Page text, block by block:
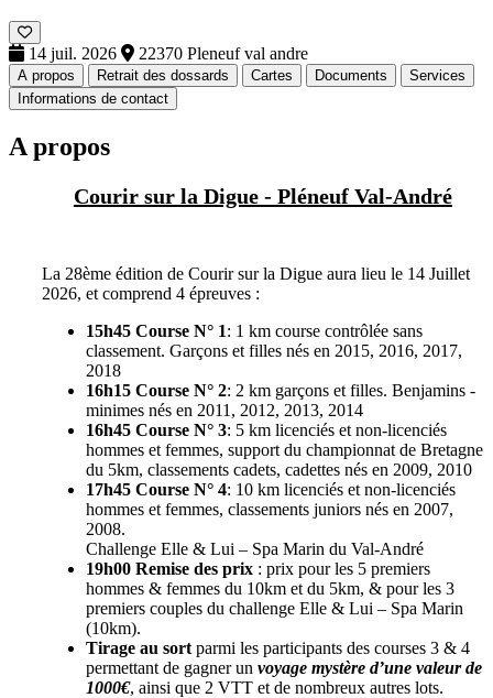
14 juil. 2026 22370 Pleneuf val andre
A propos Retrait des dossards Cartes Documents
Services
Informations de contact
A propos
Courir sur la Digue - Pléneuf Val-André
La 28ème édition de Courir sur la Digue aura lieu le 14 Juillet
2026, et comprend 4 épreuves :
15h45 Course N° 1: 1 km course contrôlée sans
classement. Garçons et filles nés en 2015, 2016, 2017,
2018
16h15 Course N° 2: 2 km garçons et filles. Benjamins -
minimes nés en 2011, 2012, 2013, 2014
16h45 Course N° 3: 5 km licenciés et non-licenciés
hommes et femmes, support du championnat de Bretagne
du 5km, classements cadets, cadettes nés en 2009, 2010
17h45 Course N° 4: 10 km licenciés et non-licenciés
hommes et femmes, classements juniors nés en 2007,
2008.
Challenge Elle & Lui – Spa Marin du Val-André
19h00 Remise des prix: prix pour les 5 premiers
hommes & femmes du 10km et du 5km, & pour les 3
premiers couples du challenge Elle & Lui – Spa Marin
(10km).
Tirage au sortparmi les participants des courses 3 & 4
permettant de gagner un voyage mystère d’une valeur de
1000€, ainsi que 2 VTT et de nombreux autres lots.